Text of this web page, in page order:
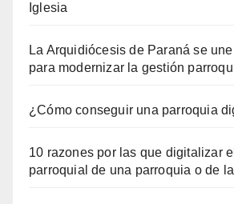
Iglesia
La Arquidiócesis de Paraná se
para modernizar la gestión
¿Cómo conseguir una parroquia
10 razones por las que digitalizar
parroquial de una parroquia o de